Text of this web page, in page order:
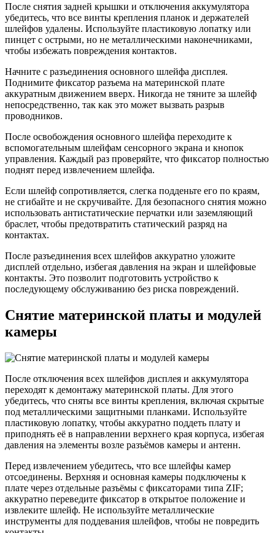
После снятия задней крышки и отключения аккумулятора
убедитесь, что все винты крепления планок и держателей
шлейфов удалены. Используйте пластиковую лопатку или
пинцет с острыми, но не металлическими наконечниками,
чтобы избежать повреждения контактов.
Начните с разъединения основного шлейфа дисплея.
Поднимите фиксатор разъема на материнской плате
аккуратным движением вверх. Никогда не тяните за шлейф
непосредственно, так как это может вызвать разрыв
проводников.
После освобождения основного шлейфа переходите к
вспомогательным шлейфам сенсорного экрана и кнопок
управления. Каждый раз проверяйте, что фиксатор полностью
поднят перед извлечением шлейфа.
Если шлейф сопротивляется, слегка подденьте его по краям,
не сгибайте и не скручивайте. Для безопасного снятия можно
использовать антистатические перчатки или заземляющий
браслет, чтобы предотвратить статический разряд на
контактах.
После разъединения всех шлейфов аккуратно уложите
дисплей отдельно, избегая давления на экран и шлейфовые
контакты. Это позволит подготовить устройство к
последующему обслуживанию без риска повреждений.
Снятие материнской платы и модулей
камеры
После отключения всех шлейфов дисплея и аккумулятора
переходят к демонтажу материнской платы. Для этого
убедитесь, что сняты все винты крепления, включая скрытые
под металлическими защитными планками. Используйте
пластиковую лопатку, чтобы аккуратно поддеть плату и
приподнять её в направлении верхнего края корпуса, избегая
давления на элементы возле разъёмов камеры и антенн.
Перед извлечением убедитесь, что все шлейфы камер
отсоединены. Верхняя и основная камеры подключены к
плате через отдельные разъёмы с фиксаторами типа ZIF;
аккуратно переведите фиксатор в открытое положение и
извлеките шлейф. Не используйте металлические
инструменты для поддевания шлейфов, чтобы не повредить